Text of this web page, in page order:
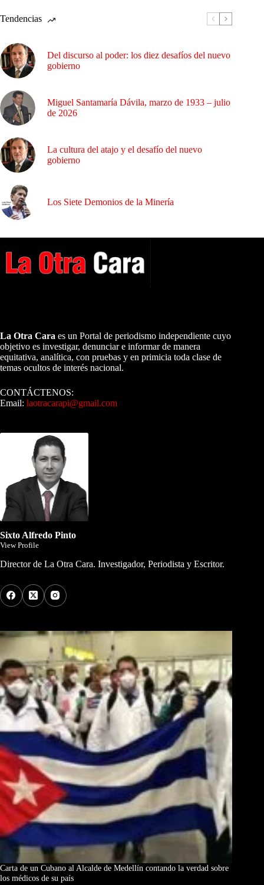
Tendencias
Del discurso al poder: los diez desafíos del nuevo
gobierno
Miguel Santamaría Dávila, marzo de 1933 – julio
de 2026
La cultura del atajo y el desafío del nuevo
gobierno
Los Siete Demonios de la Minería
La Otra Cara es un Portal de periodismo independiente cuyo
objetivo es investigar, denunciar e informar de manera
equitativa, analítica, con pruebas y en primicia toda clase de
temas ocultos de interés nacional.
CONTÁCTENOS:
Email: laotracarapi@gmail.com
Sixto Alfredo Pinto
View Profile
Director de La Otra Cara. Investigador, Periodista y Escritor.
Carta de un Cubano al Alcalde de Medellín contando la verdad sobre
los médicos de su país